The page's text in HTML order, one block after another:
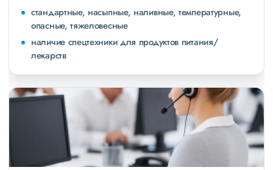
стандартные, насыпные, наливные, температурные,
опасные, тяжеловесные
наличие спецтехники для продуктов питания/
лекарств